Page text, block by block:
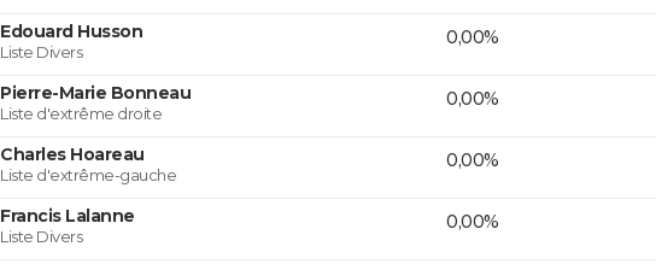
Edouard Husson
Liste Divers
0,00%
Pierre-Marie Bonneau
Liste d'extrême droite
0,00%
Charles Hoareau
Liste d'extrême-gauche
0,00%
Francis Lalanne
Liste Divers
0,00%